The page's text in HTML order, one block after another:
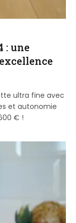
: une
ultra fine avec
et autonomie
€ !